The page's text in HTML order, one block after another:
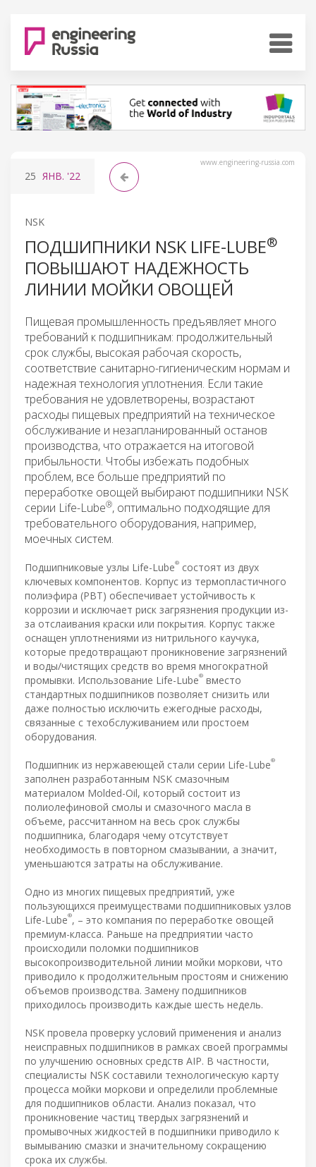
www.engineering-russia.com
25 ЯНВ. '22
NSK
ПОДШИПНИКИ NSK LIFE-LUBE®
ПОВЫШАЮТ НАДЕЖНОСТЬ
ЛИНИИ МОЙКИ ОВОЩЕЙ
Пищевая промышленность предъявляет много
требований к подшипникам: продолжительный
срок службы, высокая рабочая скорость,
соответствие санитарно-гигиеническим нормам и
надежная технология уплотнения. Если такие
требования не удовлетворены, возрастают
расходы пищевых предприятий на техническое
обслуживание и незапланированный останов
производства, что отражается на итоговой
прибыльности. Чтобы избежать подобных
проблем, все больше предприятий по
переработке овощей выбирают подшипники NSK
серии Life-Lube®, оптимально подходящие для
требовательного оборудования, например,
моечных систем.
Подшипниковые узлы Life-Lube® состоят из двух
ключевых компонентов. Корпус из термопластичного
полиэфира (PBT) обеспечивает устойчивость к
коррозии и исключает риск загрязнения продукции из-
за отслаивания краски или покрытия. Корпус также
оснащен уплотнениями из нитрильного каучука,
которые предотвращают проникновение загрязнений
и воды/чистящих средств во время многократной
промывки. Использование Life-Lube® вместо
стандартных подшипников позволяет снизить или
даже полностью исключить ежегодные расходы,
связанные с техобслуживанием или простоем
оборудования.
Подшипник из нержавеющей стали серии Life-Lube®
заполнен разработанным NSK смазочным
материалом Molded-Oil, который состоит из
полиолефиновой смолы и смазочного масла в
объеме, рассчитанном на весь срок службы
подшипника, благодаря чему отсутствует
необходимость в повторном смазывании, а значит,
уменьшаются затраты на обслуживание.
Одно из многих пищевых предприятий, уже
пользующихся преимуществами подшипниковых узлов
Life-Lube®, – это компания по переработке овощей
премиум-класса. Раньше на предприятии часто
происходили поломки подшипников
высокопроизводительной линии мойки моркови, что
приводило к продолжительным простоям и снижению
объемов производства. Замену подшипников
приходилось производить каждые шесть недель.
NSK провела проверку условий применения и анализ
неисправных подшипников в рамках своей программы
по улучшению основных средств AIP. В частности,
специалисты NSK составили технологическую карту
процесса мойки моркови и определили проблемные
для подшипников области. Анализ показал, что
проникновение частиц твердых загрязнений и
промывочных жидкостей в подшипники приводило к
вымыванию смазки и значительному сокращению
срока их службы.